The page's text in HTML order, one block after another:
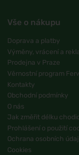
Vše o nákupu
Doprava a platby
Výměny, vrácení a
Prodejna v Praze
Věrnostní program
Kontakty
Obchodní podmínky
O nás
Jak změřit délku
Prohlášení o použití
Ochrana osobních
Cookies